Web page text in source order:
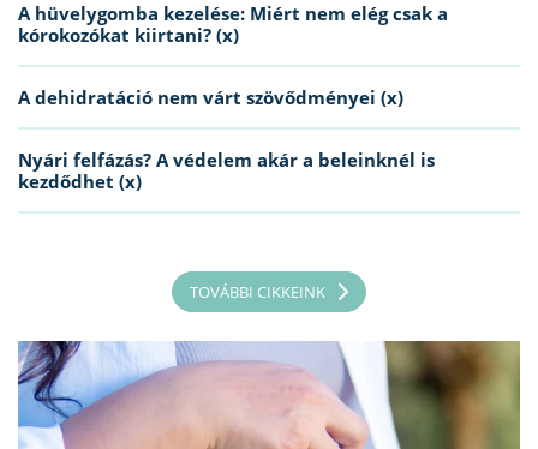
A hüvelygomba kezelése: Miért nem elég csak a
kórokozókat kiirtani? (x)
A dehidratáció nem várt szövődményei (x)
Nyári felfázás? A védelem akár a beleinknél is
kezdődhet (x)
TOVÁBBI CIKKEINK